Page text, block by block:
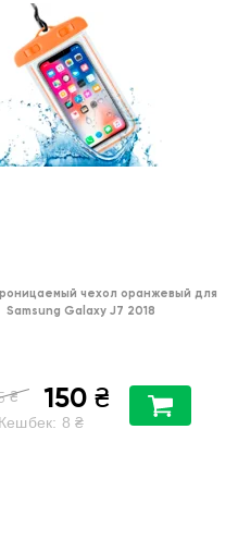
чехол оранжевый для
Samsung Galaxy J7 2018
₴ 150 ₴
8 ₴